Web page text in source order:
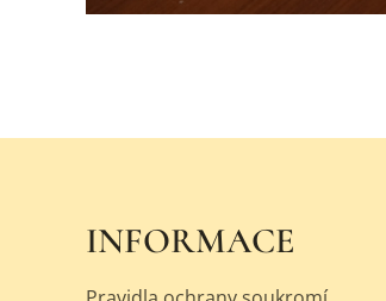
INFORMACE